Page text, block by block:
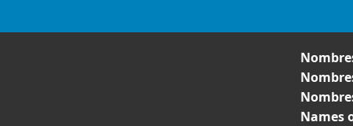
Names